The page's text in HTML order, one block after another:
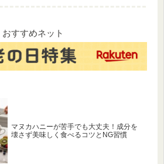
ィネート術を紹介します。プ
チプラで高見えする大人のリ
アルクローズの正解がここ
に！。
おすすめネット
マヌカハニーが苦手でも大丈夫！成分を
壊さず美味しく食べるコツとNG習慣